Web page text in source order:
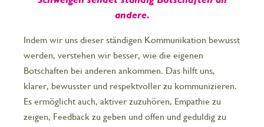
andere.
Indem wir uns dieser ständigen Kommunikation bewusst
werden, verstehen wir besser, wie die eigenen
Botschaften bei anderen ankommen. Das hilft uns,
klarer, bewusster und respektvoller zu kommunizieren.
Es ermöglicht auch, aktiver zuzuhören, Empathie zu
zeigen, Feedback zu geben und offen und geduldig zu